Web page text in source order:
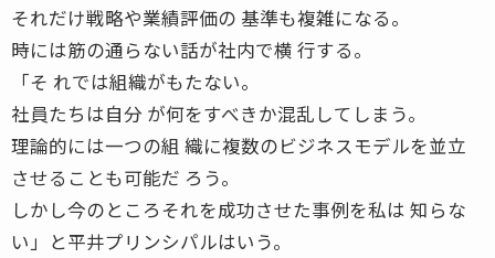
それだけ戦略や業績評価の 基準も複雑になる。
時には筋の通らない話が社内で横 行する。
「そ れでは組織がもたない。
社員たちは自分 が何をすべきか混乱してしまう。
理論的には一つの組 織に複数のビジネスモデルを並立
させることも可能だ ろう。
しかし今のところそれを成功させた事例を私は 知らな
い」と平井プリンシパルはいう。